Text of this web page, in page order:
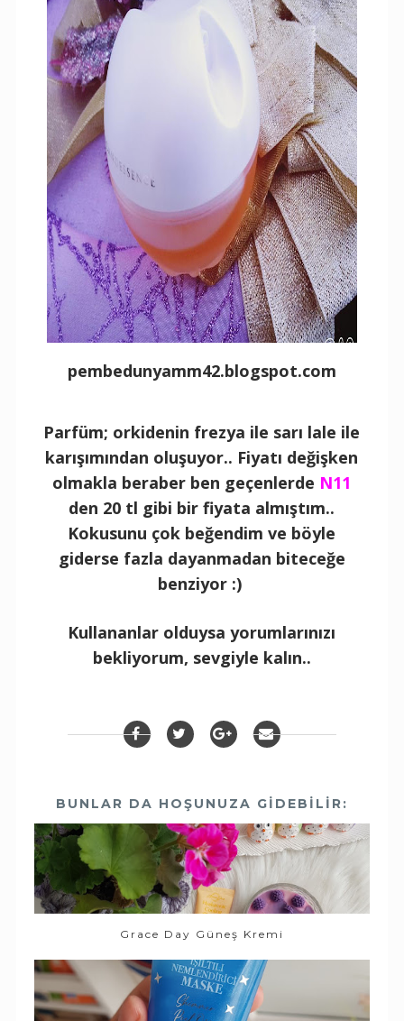
pembedunyamm42.blogspot.com
Parfüm; orkidenin frezya ile sarı lale ile
karışımından oluşuyor.. Fiyatı değişken
olmakla beraber ben geçenlerde N11
den 20 tl gibi bir fiyata almıştım..
Kokusunu çok beğendim ve böyle
giderse fazla dayanmadan biteceğe
benziyor :)
Kullananlar olduysa yorumlarınızı
bekliyorum, sevgiyle kalın..
BUNLAR DA HOŞUNUZA GIDEBILIR:
Grace Day Güneş Kremi